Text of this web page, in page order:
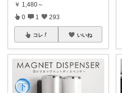
￥ 1,480～
0 1 293
コレ いいね